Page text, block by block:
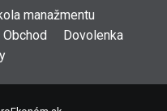
manažmentu
Obchod
Dovolenka